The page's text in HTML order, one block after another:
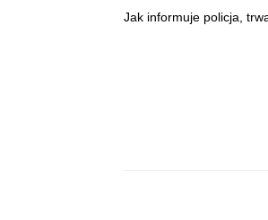
Jak informuje policja,